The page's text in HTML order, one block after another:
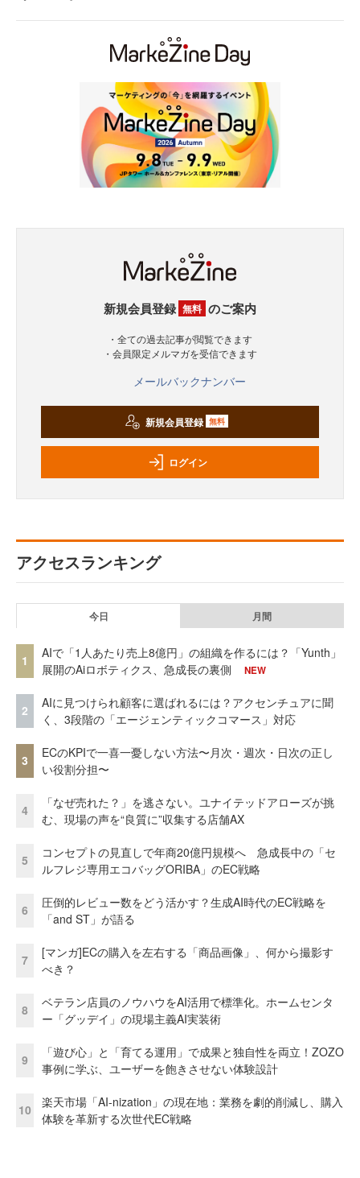
新規会員登録 無料 のご案内
・全ての過去記事が閲覧できます
・会員限定メルマガを受信できます
メールバックナンバー
新規会員登録 無料
ログイン
アクセスランキング
今日 月間
1
AIで「1人あたり売上8億円」の組織を作るには？「Yunth」
展開のAiロボティクス、急成長の裏側
NEW
2
AIに見つけられ顧客に選ばれるには？アクセンチュアに聞
く、3段階の「エージェンティックコマース」対応
3
ECのKPIで一喜一憂しない方法〜月次・週次・日次の正し
い役割分担〜
4
「なぜ売れた？」を逃さない。ユナイテッドアローズが挑
む、現場の声を“良質に”収集する店舗AX
5
コンセプトの見直しで年商20億円規模へ 急成長中の「セ
ルフレジ専用エコバッグORIBA」のEC戦略
6
圧倒的レビュー数をどう活かす？生成AI時代のEC戦略を
「and ST」が語る
7
[マンガ]ECの購入を左右する「商品画像」、何から撮影す
べき？
8
ベテラン店員のノウハウをAI活用で標準化。ホームセンタ
ー「グッデイ」の現場主義AI実装術
9
「遊び心」と「育てる運用」で成果と独自性を両立！ZOZO
事例に学ぶ、ユーザーを飽きさせない体験設計
10
楽天市場「AI-nization」の現在地：業務を劇的削減し、購入
体験を革新する次世代EC戦略